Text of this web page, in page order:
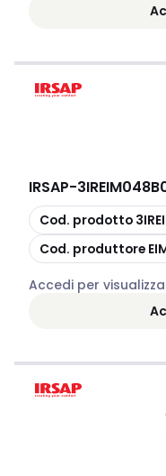
IRSAP-
copia
Cod. prodotto
copia
Cod. produttore
Accedi per